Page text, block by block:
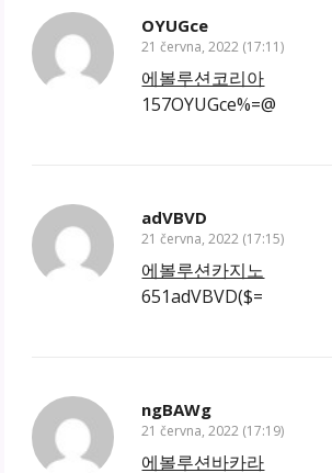
OYUGce
21 června, 2022 (17:11)
에볼루션코리아
157OYUGce%=@
adVBVD
21 června, 2022 (17:15)
에볼루션카지노
651adVBVD($=
ngBAWg
21 června, 2022 (17:19)
에볼루션바카라